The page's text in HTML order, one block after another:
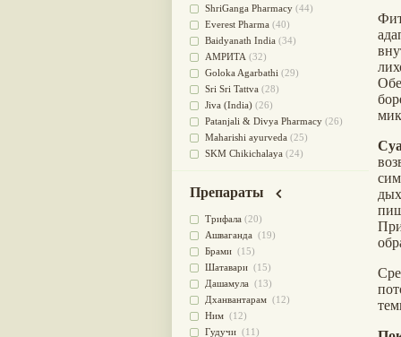
От паразитов(37)
При расстройстве желудка
Успокоительное(36)
Для глаз(34)
от геморроя(34)
Противовоспалительное
Для Питта доши
Для сердца(32)
Для сосудов головного мозга
(32)
Для лица(31)
Употребление в пищу
Ароматерапия(29)
Жаропонижающее
для памяти (28)
для почек(28)
Обезболивающие (28)
Слабительное
Афродизиак(27)
ShriGanga Pharmacy (44)
Everest Pharma (40)
Baidyanath India (34)
АМРИТА (32)
Goloka Agarbathi (29)
Sri Sri Tattva (28)
Jiva (India) (26)
Patanjali & Divya Pharmacy (26)
Maharishi ayurveda (25)
SKM Chikichalaya (24)
CONCENTRATES LTD (India)
CHARAK PHARMA
Satya Sai(20)
Vyas(20)
Bipha(19)
Kerala Ayurveda
Organic India pvt ltd
Lalita (16)
Ashtang Herbals
Препараты
Трифала (20)
Ашваганда (19)
Брами (15)
Шатавари (15)
Дашамула (13)
Дханвантарам (12)
Ним (12)
Гудучи (11)